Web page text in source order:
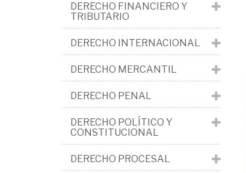
DERECHO FINANCIERO Y
TRIBUTARIO
DERECHO INTERNACIONAL
DERECHO MERCANTIL
DERECHO PENAL
DERECHO POLÍTICO Y
CONSTITUCIONAL
DERECHO PROCESAL